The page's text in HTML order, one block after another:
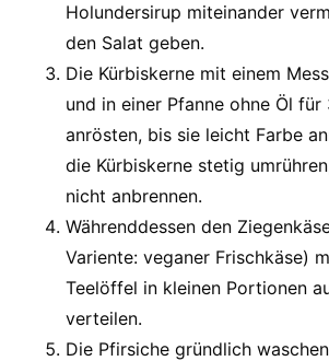
Holundersirup miteinander
den Salat geben.
Die Kürbiskerne mit einem
und in einer Pfanne ohne Öl für
anrösten, bis sie leicht Farbe
die Kürbiskerne stetig
nicht anbrennen.
Währenddessen den
Variente: veganer Frischkäse)
Teelöffel in kleinen Portionen
verteilen.
Die Pfirsiche gründlich